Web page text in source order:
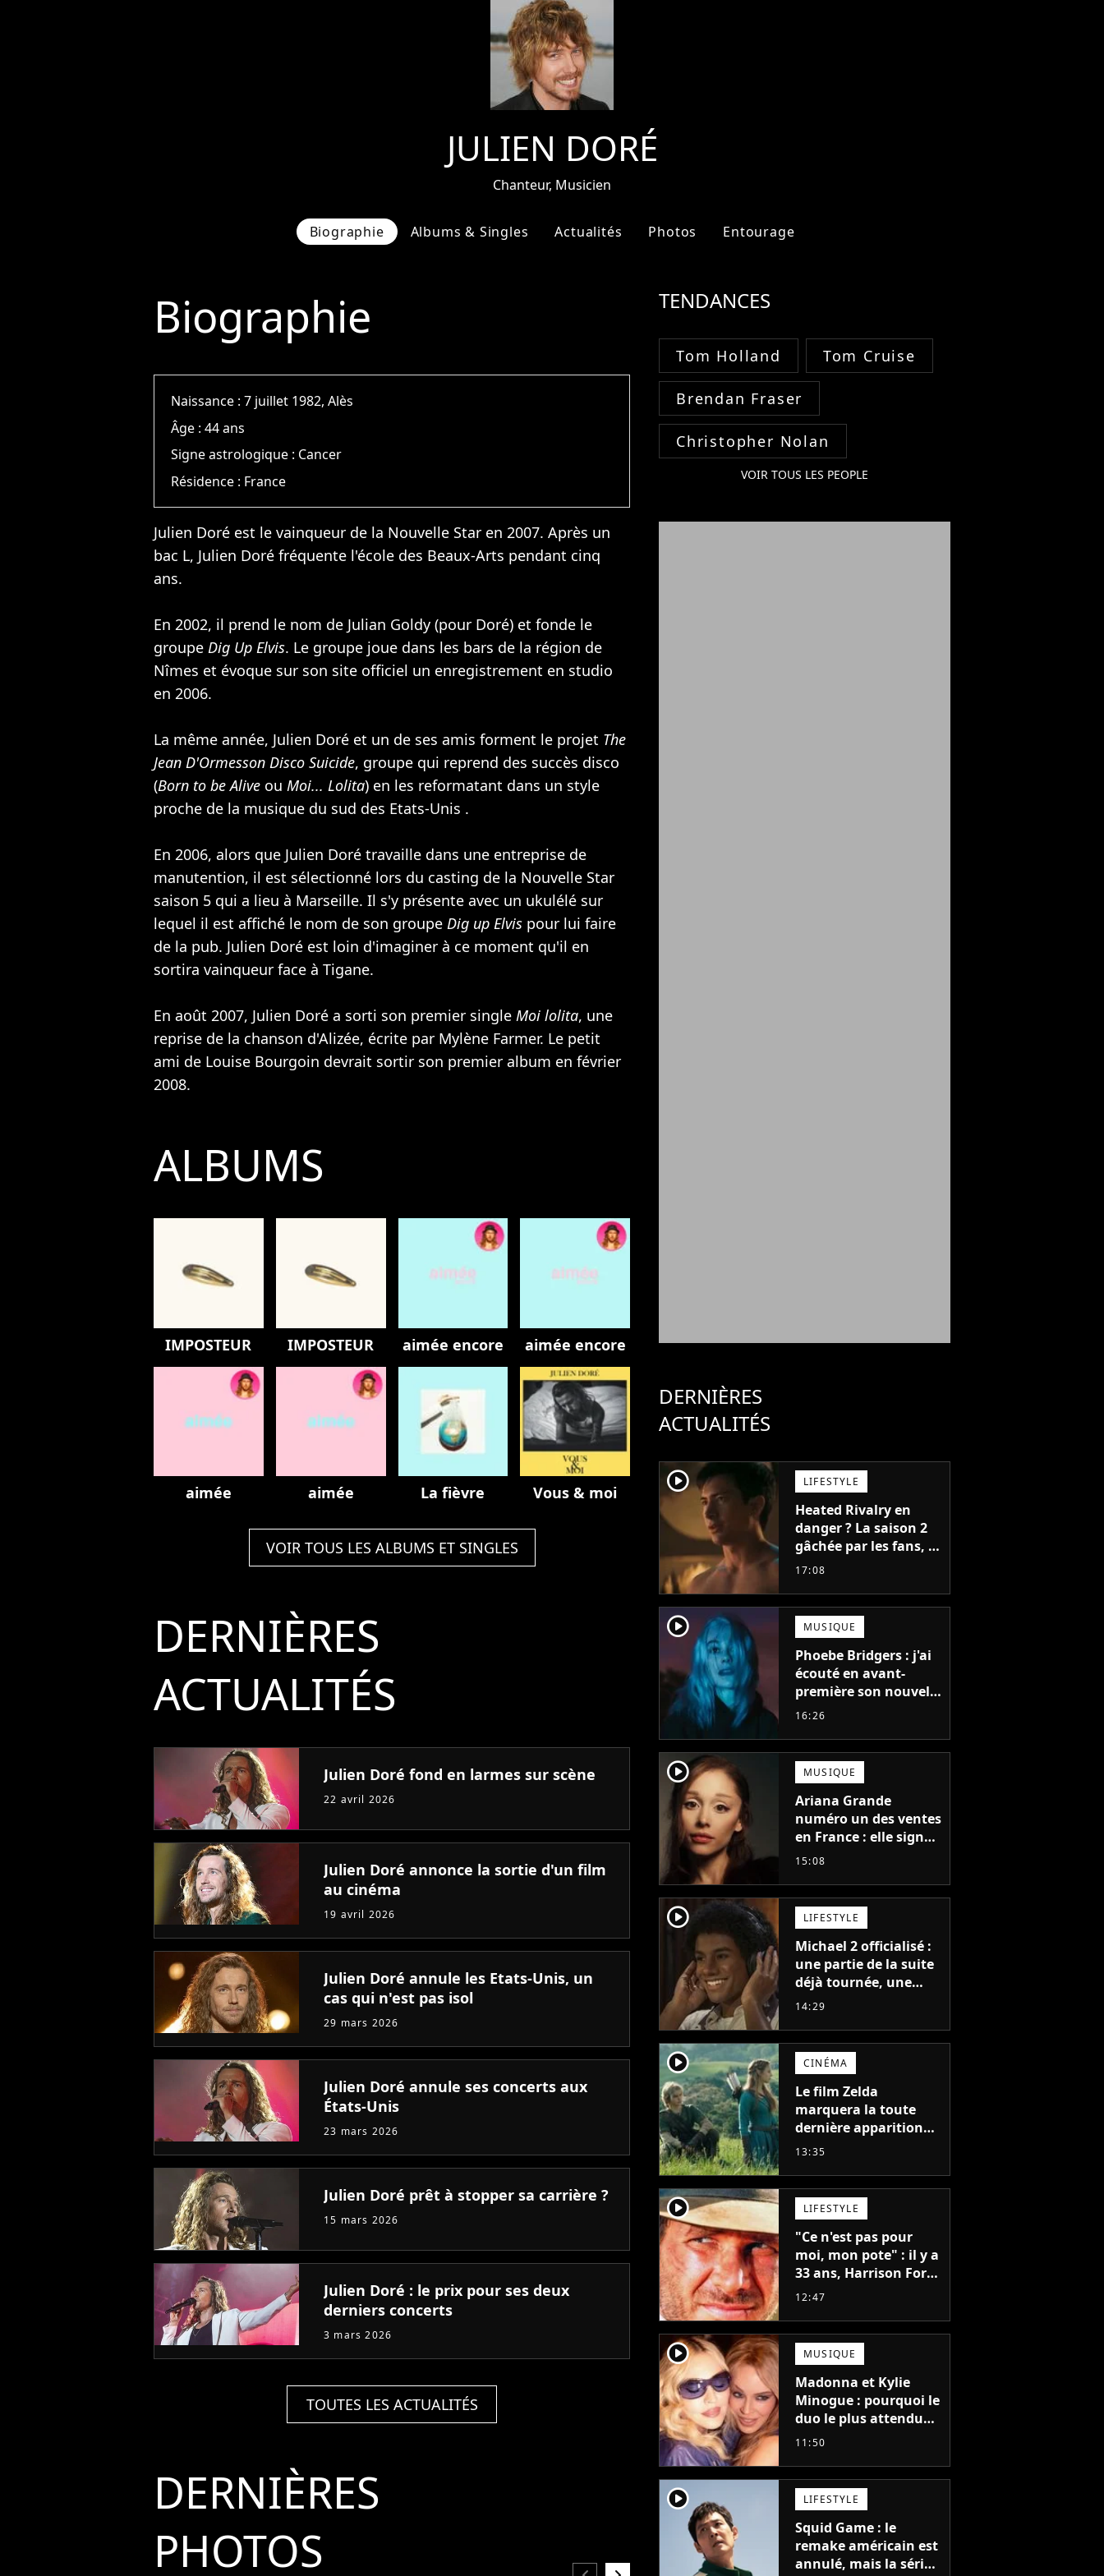
JULIEN DORÉ
Chanteur, Musicien
Biographie Albums & Singles Actualités Photos Entourage
Biographie
Naissance :7 juillet 1982, Alès
Âge :44 ans
Signe astrologique : Cancer
Résidence : France
Julien Doré est le vainqueur de la Nouvelle Star en 2007. Après un
bac L, Julien Doré fréquente l'école des Beaux-Arts pendant cinq
ans.
En 2002, il prend le nom de Julian Goldy (pour Doré) et fonde le
groupe Dig Up Elvis. Le groupe joue dans les bars de la région de
Nîmes et évoque sur son site officiel un enregistrement en studio
en 2006.
La même année, Julien Doré et un de ses amis forment le projet The
Jean D'Ormesson Disco Suicide, groupe qui reprend des succès disco
(Born to be Alive ou Moi... Lolita) en les reformatant dans un style
proche de la musique du sud des Etats-Unis .
En 2006, alors que Julien Doré travaille dans une entreprise de
manutention, il est sélectionné lors du casting de la Nouvelle Star
saison 5 qui a lieu à Marseille. Il s'y présente avec un ukulélé sur
lequel il est affiché le nom de son groupe Dig up Elvis pour lui faire
de la pub. Julien Doré est loin d'imaginer à ce moment qu'il en
sortira vainqueur face à Tigane.
En août 2007, Julien Doré a sorti son premier single Moi lolita, une
reprise de la chanson d'Alizée, écrite par Mylène Farmer. Le petit
ami de Louise Bourgoin devrait sortir son premier album en février
2008.
ALBUMS
IMPOSTEUR IMPOSTEUR aimée encore aimée encore
aimée aimée La fièvre Vous & moi
VOIR TOUS LES ALBUMS ET SINGLES
DERNIÈRES
ACTUALITÉS
Julien Doré fond en larmes sur scène
22 avril 2026
Julien Doré annonce la sortie d'un film
au cinéma
19 avril 2026
Julien Doré annule les Etats-Unis, un
cas qui n'est pas isol
29 mars 2026
Julien Doré annule ses concerts aux
États-Unis
23 mars 2026
Julien Doré prêt à stopper sa carrière ?
15 mars 2026
Julien Doré : le prix pour ses deux
derniers concerts
3 mars 2026
TOUTES LES ACTUALITÉS
DERNIÈRES
PHOTOS
TENDANCES
Tom Holland Tom Cruise
Brendan Fraser
Christopher Nolan
VOIR TOUS LES PEOPLE
DERNIÈRES
ACTUALITÉS
player2 LIFESTYLE
Heated Rivalry en
danger ? La saison 2
gâchée par les fans, le
créateur pousse un
17:08
player2 MUSIQUE
Phoebe Bridgers : j'ai
écouté en avant-
première son nouvel
album, c'est le bijou
16:26
player2 MUSIQUE
Ariana Grande
numéro un des ventes
en France : elle signe
le meilleur démarrage
son album Petal
15:08
player2 LIFESTYLE
Michael 2 officialisé :
une partie de la suite
déjà tournée, une
sortie possible en
14:29
player2 CINÉMA
Le film Zelda
marquera la toute
dernière apparition
de cet acteur
disparu trop tôt
13:35
player2 LIFESTYLE
"Ce n'est pas pour
moi, mon pote" : il y a
33 ans, Harrison Ford
refusait l'un des plus
les temps
12:47
player2 MUSIQUE
Madonna et Kylie
Minogue : pourquoi le
duo le plus attendu
de la pop a mis 25 ans
11:50
player2 LIFESTYLE
Squid Game : le
remake américain est
annulé, mais la série